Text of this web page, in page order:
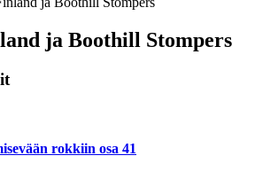
ja Boothill Stompers
rokkiin osa 41